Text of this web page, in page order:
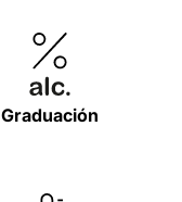
Graduación